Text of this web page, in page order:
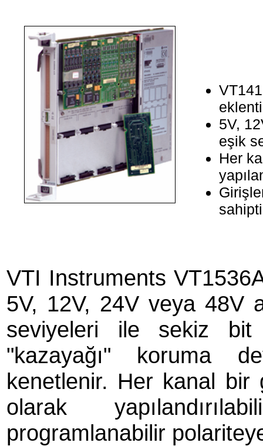
5V,
eşik
Her
VTI Instruments
5V, 12V, 24V veya 48V
seviyeleri ile sekiz
"kazayağı" koruma
kenetlenir. Her kanal bir
olarak
programlanabilir